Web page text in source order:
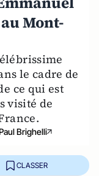
Mont-
le cadre de
ce qui est
visité de
Brighelli
CLASSER